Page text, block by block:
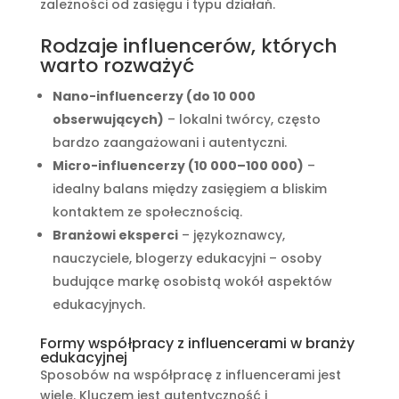
zależności od zasięgu i typu działań.
Rodzaje influencerów, których
warto rozważyć
Nano-influencerzy (do 10 000
obserwujących) – lokalni twórcy, często
bardzo zaangażowani i autentyczni.
Micro-influencerzy (10 000–100 000) –
idealny balans między zasięgiem a bliskim
kontaktem ze społecznością.
Branżowi eksperci– językoznawcy,
nauczyciele, blogerzy edukacyjni – osoby
budujące markę osobistą wokół aspektów
edukacyjnych.
Formy współpracy z influencerami w branży
edukacyjnej
Sposobów na współpracę z influencerami jest